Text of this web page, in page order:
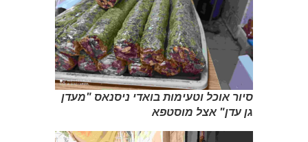
סיור אוכל וטעימות בואדי ניסנאס "מעדן
גן עדן" אצל מוסטפא